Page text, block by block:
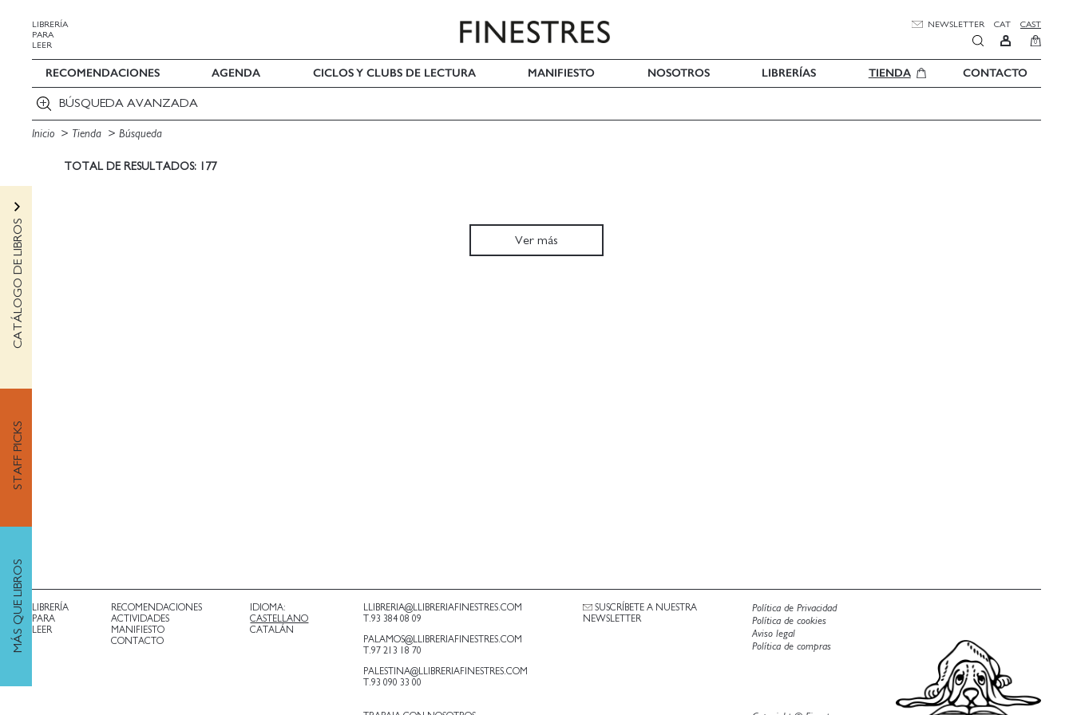
LIBRERÍA
PARA
LEER
NEWSLETTER CAT CAST
0
RECOMENDACIONES AGENDA CICLOS Y CLUBS DE LECTURA MANIFIESTO NOSOTROS LIBRERÍAS TIENDA CONTACTO
BÚSQUEDA AVANZADA
Inicio Tienda Búsqueda
TOTAL DE RESULTADOS: 177
CATÁLOGO DE LIBROS
STAFF PICKS
MÁS QUE LIBROS
Ver más
LIBRERÍA
PARA
LEER
RECOMENDACIONES
ACTIVIDADES
MANIFIESTO
CONTACTO
IDIOMA:
CASTELLANO
CATALÁN
LLIBRERIA@LLIBRERIAFINESTRES.COM
T.93 384 08 09
PALAMOS@LLIBRERIAFINESTRES.COM
T.97 213 18 70
PALESTINA@LLIBRERIAFINESTRES.COM
T.93 090 33 00
SUSCRÍBETE A NUESTRA
NEWSLETTER
Política de Privacidad
Política de cookies
Aviso legal
Política de compras